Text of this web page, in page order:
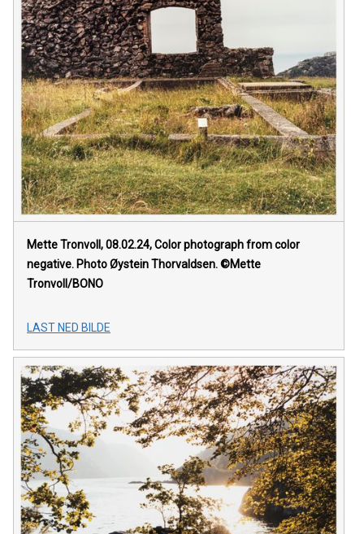
Mette Tronvoll, 08.02.24, Color photograph from color
negative. Photo Øystein Thorvaldsen. ©Mette
Tronvoll/BONO
LAST NED BILDE